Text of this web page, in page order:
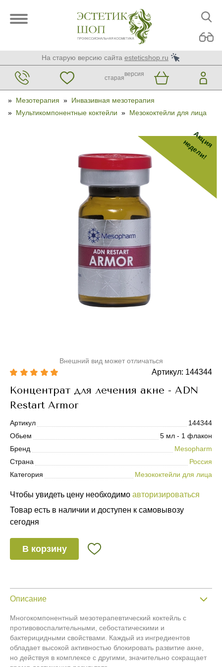
На старую версию сайта esteticshop.ru
старая
версия
» Мезотерапия » Инвазивная мезотерапия
» Мультикомпонентные коктейли » Мезококтейли для лица
Акция
недели!
Внешний вид может отличаться
Артикул: 144344
Концентрат для лечения акне - ADN
Restart Armor
Артикул
144344
Обьем
5 мл - 1 флакон
Бренд
Mesopharm
Страна
Россия
Категория
Мезококтейли для лица
Чтобы увидеть цену необходимо авторизироваться
Товар есть в наличии и доступен к самовывозу
сегодня
В корзину
Описание
Многокомпонентный мезотерапевтический коктейль с
противовоспалительными, себостатическими и
бактерицидными свойствами. Каждый из ингредиентов
обладает высокой активностью блокировать развитие акне,
но действуя в комплексе с другими, значительно сокращает